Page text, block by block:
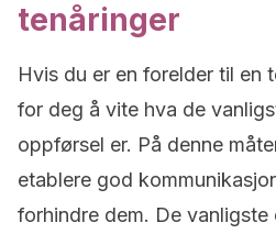
tenåringer
Hvis du er en forelder til en
for deg å vite hva de
oppførsel er. På denne
etablere god
forhindre dem. De vanligste